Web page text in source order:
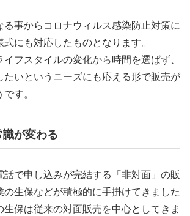
る事からコロナウィルス感染防止対策に
にも対応したものとなります。
イフスタイルの変化から時間を選ばず、
たいというニーズにも応える形で販売が
す。
が変わる
話で申し込みが完結する「非対面」の販
の生保などが積極的に手掛けてきました
生保は従来の対面販売を中心としてきま